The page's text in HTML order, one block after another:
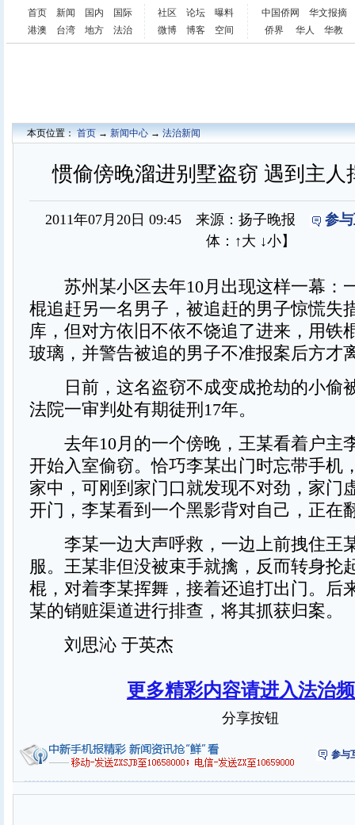
首页 新闻 国内
国际
港澳
台湾 地方 法治
社区 论坛
曝料
微博
博客 空间
中国侨网
华文报摘
侨界
华人 华教
本页位置：首页→新闻中心→法治新闻
惯偷傍晚溜进别墅盗窃 遇到主人
2011年07月20日 09:45 来源：扬子晚报
参
体： ↑大 ↓小】
苏州某小区去年10月出现这样一幕：
棍追赶另一名男子，被追赶的男子惊慌失
库，但对方依旧不依不饶追了进来，用铁
玻璃，并警告被追的男子不准报案后方才
日前，这名盗窃不成变成抢劫的小偷
法院一审判处有期徒刑17年。
去年10月的一个傍晚，王某看着户主
开始入室偷窃。恰巧李某出门时忘带手机
家中，可刚到家门口就发现不对劲，家门
开门，李某看到一个黑影背对自己，正在
李某一边大声呼救，一边上前拽住王
服。王某非但没被束手就擒，反而转身抡
棍，对着李某挥舞，接着还追打出门。后
某的销赃渠道进行排查，将其抓获归案。
刘思沁 于英杰
更多精彩内容请进入法治
分享按钮
参与